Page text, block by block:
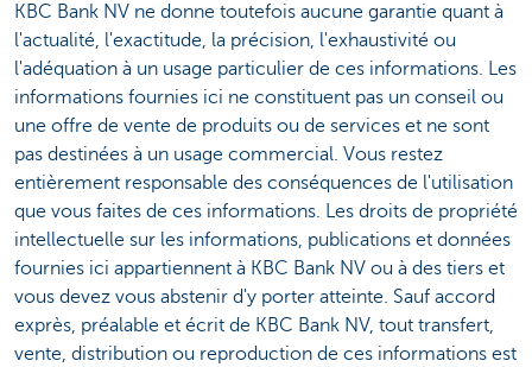
KBC Bank NV ne donne toutefois aucune garantie quant à
l'actualité, l'exactitude, la précision, l'exhaustivité ou
l'adéquation à un usage particulier de ces informations. Les
informations fournies ici ne constituent pas un conseil ou
une offre de vente de produits ou de services et ne sont
pas destinées à un usage commercial. Vous restez
entièrement responsable des conséquences de l'utilisation
que vous faites de ces informations. Les droits de propriété
intellectuelle sur les informations, publications et données
fournies ici appartiennent à KBC Bank NV ou à des tiers et
vous devez vous abstenir d'y porter atteinte. Sauf accord
exprès, préalable et écrit de KBC Bank NV, tout transfert,
vente, distribution ou reproduction de ces informations est